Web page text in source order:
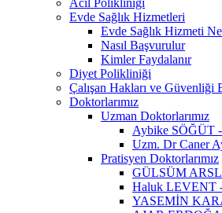
Evde Sağlık Hizmetleri
Evde Sağlık Hizmeti
Nasıl Başvurulur
Kimler Faydalanır
Diyet Polikliniği
Çalışan Hakları ve Güvenliği
Doktorlarımız
Uzman Doktorlarımız
Aybike SÖĞÜT -
Uzm. Dr Caner
Pratisyen Doktorlarımız
GÜLSÜM
Haluk LEVENT
YASEMİN